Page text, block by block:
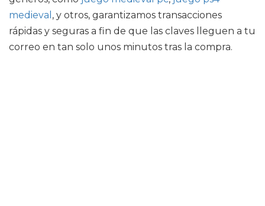
medieval , y otros, garantizamos transacciones
rápidas y seguras a fin de que las claves lleguen a tu
correo en tan solo unos minutos tras la compra.